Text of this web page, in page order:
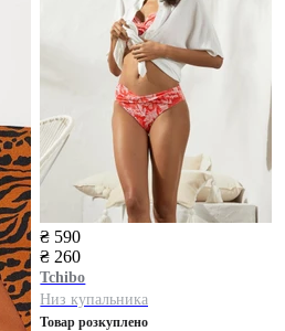
₴ 590
₴ 260
Tchibo
Низ купальника
Товар розкуплено